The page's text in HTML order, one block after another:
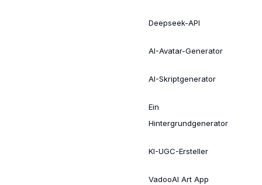
Deepseek-API
AI-Avatar-Generator
AI-Skriptgenerator
Ein
Hintergrundgenerator
KI-UGC-Ersteller
VadooAI Art App